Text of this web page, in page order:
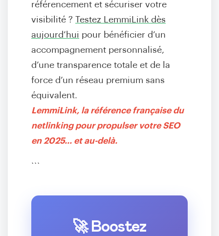
référencement et sécuriser votre
visibilité ?
Testez LemmiLink dès
aujourd’hui pour bénéficier d’un
accompagnement personnalisé,
d’une transparence totale et de la
force d’un réseau premium sans
équivalent.
LemmiLink, la référence française du
netlinking pour propulser votre SEO
en 2025… et au-delà.
```
🚀 Boostez